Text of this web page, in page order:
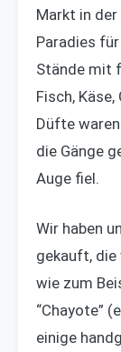
Markt in
Paradies
Stände mit
Fisch,
Düfte
die Gänge
Auge fiel.
Wir haben
gekauft, die
wie zum
“Chayote”
einige